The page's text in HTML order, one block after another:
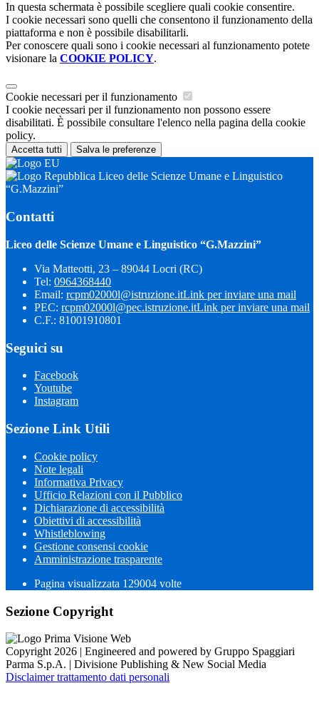
In questa schermata è possibile scegliere quali cookie consentire.
I cookie necessari sono quelli che consentono il funzionamento della
piattaforma e non è possibile disabilitarli.
Per conoscere quali sono i cookie necessari al funzionamento potete
visionare la COOKIE POLICY.
Cookie necessari per il funzionamento
I cookie necessari per il funzionamento non possono essere
disabilitati. È possibile consultare l'elenco nella pagina della cookie
policy.
Accetta tutti Salva le preferenze
Liceo delle Scienze Umane e Linguistico
“G.Mazzini”
Contatti
Liceo delle Scienze Umane e Linguistico “G.Mazzini”
Via Matteotti, 23 – 89044 Locri (RC)
Tel: 0964368440
Email: rcpm02000l@istruzione.itLink per inviare una mail
PEC: rcpm02000l@pec.istruzione.itLink per inviare una mail
C.F.: 81001910801
Seguici su
Facebook
Youtube
Instagram
Sezione Link Utili
Cookie policy
Note legali
Informativa Privacy
Ufficio Relazioni con il Pubblico
Dichiarazione di accessibilità
Obiettivi di accessibilità
Whistleblowing
Gestione consensi cookie
Amministrazione trasparente
Pagina visualizzata 129004 volte
Sezione Copyright
Copyright 2026 | Engineered and powered by Gruppo Spaggiari
Parma S.p.A. | Divisione Publishing & New Social Media
Disclaimer trattamento dati personali